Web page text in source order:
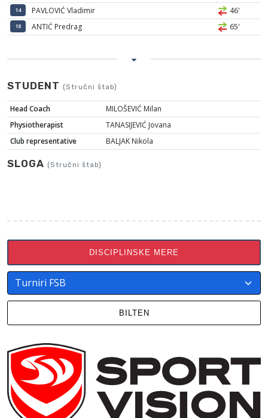
14 PAVLOVIĆ Vladimir 46'
18 ANTIĆ Predrag 65'
STUDENT (Stručni štab)
Head Coach
MILOŠEVIĆ Milan
Physiotherapist
TANASIJEVIĆ Jovana
Club representative
BALJAK Nikola
SLOGA (Stručni štab)
DISCIPLINSKE MERE
BILTEN